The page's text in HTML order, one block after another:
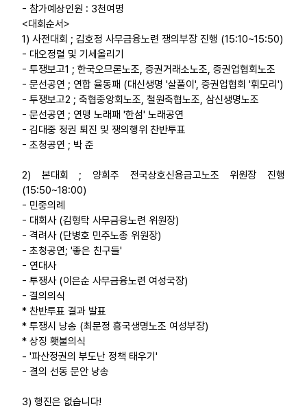
- 참가예상인원 : 3천여명
<대회순서>
1) 사전대회 ; 김호정 사무금융노련 쟁의부장 진행 (15:10~15:50)
- 대오정렬 및 기세올리기
- 투쟁보고1 ; 한국오므론노조, 증권거래소노조, 증권업협회노조
- 문선공연 ; 연합 율동패 (대신생명 '살풀이', 증권업협회 '휘모리')
- 투쟁보고2 ; 축협중앙회노조, 철원축협노조, 삼신생명노조
- 문선공연 ; 연맹 노래패 '한섬' 노래공연
- 김대중 정권 퇴진 및 쟁의행위 찬반투표
- 초청공연 ; 박 준
2) 본대회 ; 양희주 전국상호신용금고노조 위원장 진행
(15:50~18:00)
- 민중의례
- 대회사 (김형탁 사무금융노련 위원장)
- 격려사 (단병호 민주노총 위원장)
- 초청공연; '좋은 친구들'
- 연대사
- 투쟁사 (이은순 사무금융노련 여성국장)
- 결의의식
* 찬반투표 결과 발표
* 투쟁시 낭송 (최문정 흥국생명노조 여성부장)
* 상징 횃불의식
- '파산정권의 부도난 정책 태우기'
- 결의 선동 문안 낭송
3) 행진은 없습니다!